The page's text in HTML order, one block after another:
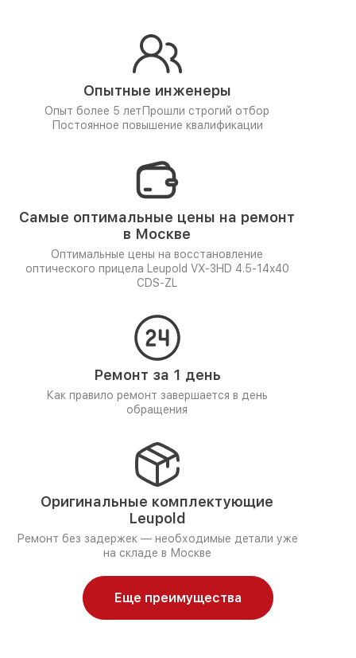
Опытные инженеры
Опыт более 5 лет Прошли строгий отбор
Постоянное повышение квалификации
Самые оптимальные цены на ремонт
в Москве
Оптимальные цены на восстановление
оптического прицела Leupold VX-3HD 4.5-14x40
CDS-ZL
Ремонт за 1 день
Как правило ремонт завершается в день
обращения
Оригинальные комплектующие
Leupold
Ремонт без задержек — необходимые детали уже
на складе в Москве
Еще преимущества